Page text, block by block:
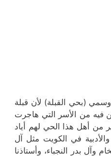
(بحي القبلة) لأن قبلة
فيه من الأسر التي هاجرت
من أهل هذا الحي لهم أياد
في الكويت مثل آل
وآل بدر النجباء، وأستاذنا